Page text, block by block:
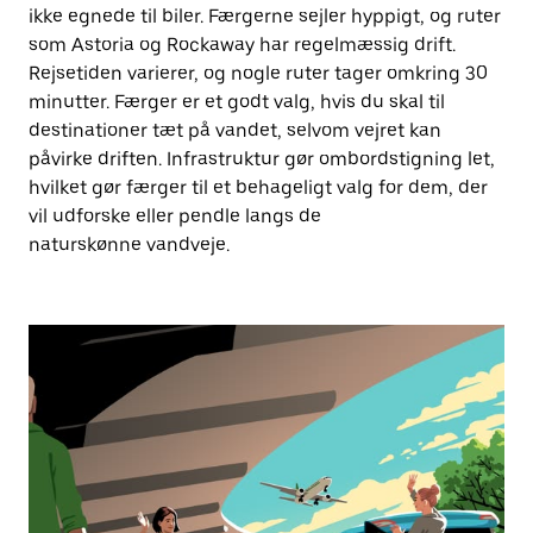
ikke egnede til biler. Færgerne sejler hyppigt, og ruter
som Astoria og Rockaway har regelmæssig drift.
Rejsetiden varierer, og nogle ruter tager omkring 30
minutter. Færger er et godt valg, hvis du skal til
destinationer tæt på vandet, selvom vejret kan
påvirke driften. Infrastruktur gør ombordstigning let,
hvilket gør færger til et behageligt valg for dem, der
vil udforske eller pendle langs de
naturskønne vandveje.